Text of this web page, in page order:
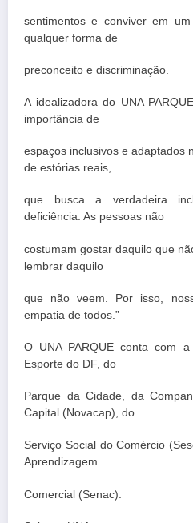
sentimentos e conviver em
qualquer forma de
preconceito e discriminação.
A idealizadora do UNA
importância de
espaços inclusivos e adaptados
de estórias reais,
que busca a verdadeira
deficiência. As pessoas não
costumam gostar daquilo que
lembrar daquilo
que não veem. Por isso,
empatia de todos.”
O UNA PARQUE conta com
Esporte do DF, do
Parque da Cidade, da
Capital (Novacap), do
Serviço Social do Comércio
Aprendizagem
Comercial (Senac).